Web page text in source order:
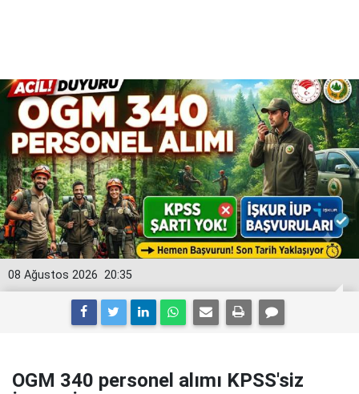
20:35
08 Ağustos 2026
OGM 340 personel alımı KPSS'siz